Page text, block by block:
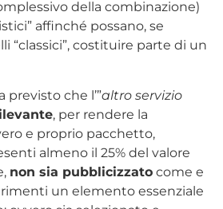
della combinazione)
affinché possano, se
“classici”, costituire parte di un
previsto che l’”altro servizio
, per rendere la
e proprio pacchetto,
almeno il 25% del valore
non sia pubblicizzatocome e
un elemento essenziale